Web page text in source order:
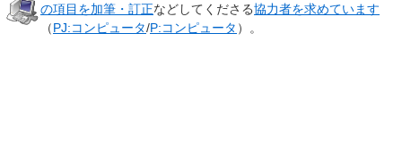
の項目を加筆・訂正などしてくださる協力者を求めています
（PJ:コンピュータ/P:コンピュータ ）。